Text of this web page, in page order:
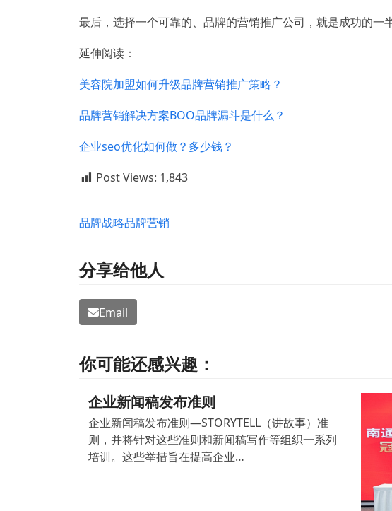
最后，选择一个可靠的、品牌的营销推广公司，就是成功的一半
延伸阅读：
美容院加盟如何升级品牌营销推广策略？
品牌营销解决方案BOO品牌漏斗是什么？
企业seo优化如何做？多少钱？
Post Views: 1,843
品牌战略品牌营销
分享给他人
Email
你可能还感兴趣：
企业新闻稿发布准则
企业新闻稿发布准则—STORYTELL（讲故事）准
则，并将针对这些准则和新闻稿写作等组织一系列
培训。这些举措旨在提高企业…